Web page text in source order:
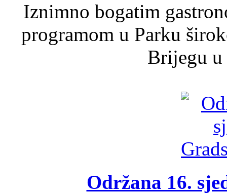
Iznimno bogatim
programom u Parku
Brijegu u
Održana 16.